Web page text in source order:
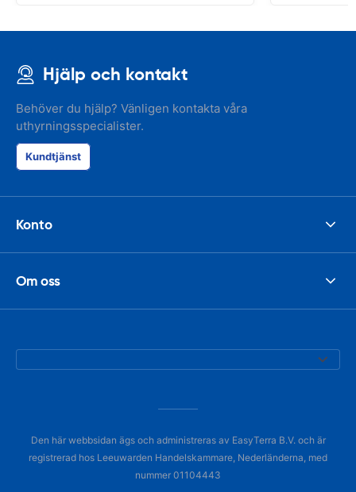
Hjälp och kontakt
Behöver du hjälp? Vänligen kontakta våra
uthyrningsspecialister.
Kundtjänst
Konto
Om oss
Den här webbsidan ägs och administreras av EasyTerra B.V. och är
registrerad hos Leeuwarden Handelskammare, Nederländerna, med
nummer 01104443